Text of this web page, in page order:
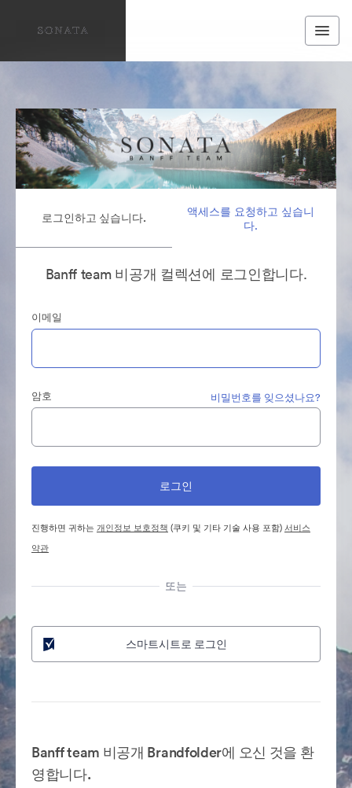
로그인하고 싶습니다.
액세스를 요청하고 싶습니
다.
Banff team 비공개 컬렉션에 로그인합니다.
이메일
암호 비밀번호를 잊으셨나요?
진행하면 귀하는개인정보 보호정책 (쿠키 및 기타 기술 사용 포함)서비스
약관
또는
스마트시트로 로그인
Banff team 비공개 Brandfolder에 오신 것을 환
영합니다.